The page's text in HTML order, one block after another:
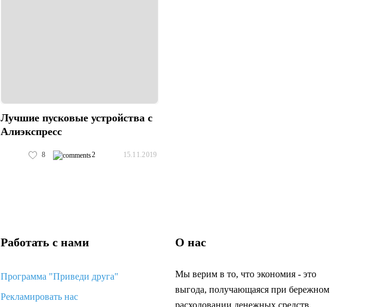
Лучшие пусковые устройства с
Алиэкспресс
8 2 15.11.2019
Работать с нами
Программа "Приведи друга"
Рекламировать нас
О нас
Мы верим в то, что экономия - это
выгода, получающаяся при бережном
расходовании денежных средств,